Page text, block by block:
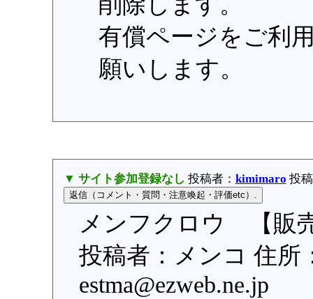
有償ページをご利
願いします。
▼ サイト参加登録なし 投稿者： kimimaro 投
メンフクロウ 【販
投稿者：メンコ 住所